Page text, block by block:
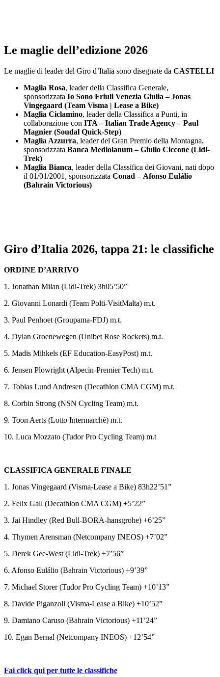
Le maglie dell’edizione 2026
Le maglie di leader del Giro d’Italia sono disegnate da CASTELLI
Maglia Rosa, leader della Classifica Generale,
sponsorizzata Io Sono Friuli Venezia Giulia –Jonas
Vingegaard (Team Visma | Lease a Bike)
Maglia Ciclamino, leader della Classifica a Punti, in
collaborazione con ITA – Italian Trade Agency – Paul
Magnier (Soudal Quick-Step)
Maglia Azzurra, leader del Gran Premio della Montagna,
sponsorizzata Banca Mediolanum – Giulio Ciccone (Lidl-
Trek)
Maglia Bianca, leader della Classifica dei Giovani, nati dopo
il 01/01/2001, sponsorizzata Conad – Afonso Eulálio
(Bahrain Victorious)
Giro d’Italia 2026, tappa 21: le classifiche
ORDINE D’ARRIVO
1. Jonathan Milan (Lidl-Trek) 3h05’50”
2. Giovanni Lonardi (Team Polti-VisitMalta) m.t.
3. Paul Penhoet (Groupama-FDJ) m.t.
4. Dylan Groenewegen (Unibet Rose Rockets) m.t.
5. Madis Mihkels (EF Education-EasyPost) m.t.
6. Jensen Plowright (Alpecin-Premier Tech) m.t.
7. Tobias Lund Andresen (Decathlon CMA CGM) m.t.
8. Corbin Strong (NSN Cycling Team) m.t.
9. Toon Aerts (Lotto Intermarché) m.t.
10. Luca Mozzato (Tudor Pro Cycling Team) m.t
CLASSIFICA GENERALE FINALE
1. Jonas Vingegaard (Visma-Lease a Bike) 83h22’51”
2. Felix Gall (Decathlon CMA CGM) +5’22”
3. Jai Hindley (Red Bull-BORA-hansgrohe) +6’25”
4. Thymen Arensman (Netcompany INEOS) +7’02”
5. Derek Gee-West (Lidl-Trek) +7’56”
6. Afonso Eulálio (Bahrain Victorious) +9’39”
7. Michael Storer (Tudor Pro Cycling Team) +10’13”
8. Davide Piganzoli (Visma-Lease a Bike) +10’52”
9. Damiano Caruso (Bahrain Victorious) +11’24”
10. Egan Bernal (Netcompany INEOS) +12’54”
Fai click qui per tutte le classifiche